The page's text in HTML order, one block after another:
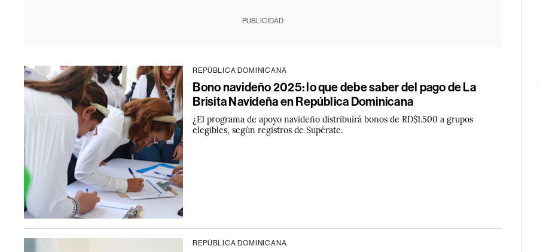
PUBLICIDAD
REPÚBLICA DOMINICANA
Bono navideño 2025: lo que debe saber del pago de La
Brisita Navideña en República Dominicana
¿El programa de apoyo navideño distribuirá bonos de RD$1.500 a grupos
elegibles, según registros de Supérate.
REPÚBLICA DOMINICANA